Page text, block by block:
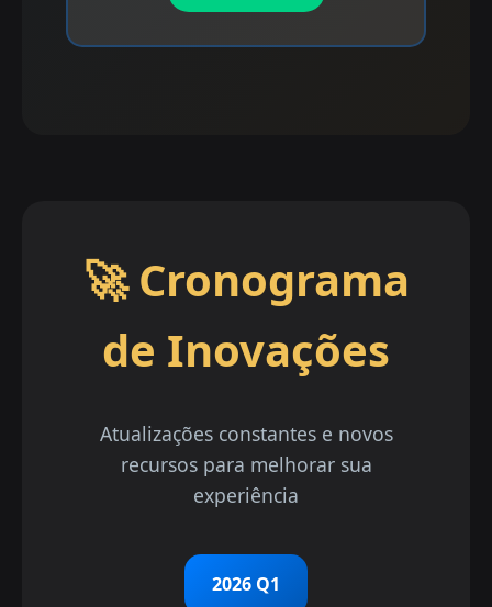
🚀 Cronograma
de Inovações
Atualizações constantes e novos
recursos para melhorar sua
experiência
2026 Q1